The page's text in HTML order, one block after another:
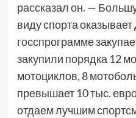
рассказал он. —
виду спорта
госспрограмме
закупили порядка 12
мотоциклов, 8
превышает 10 тыс.
отдаем лучшим